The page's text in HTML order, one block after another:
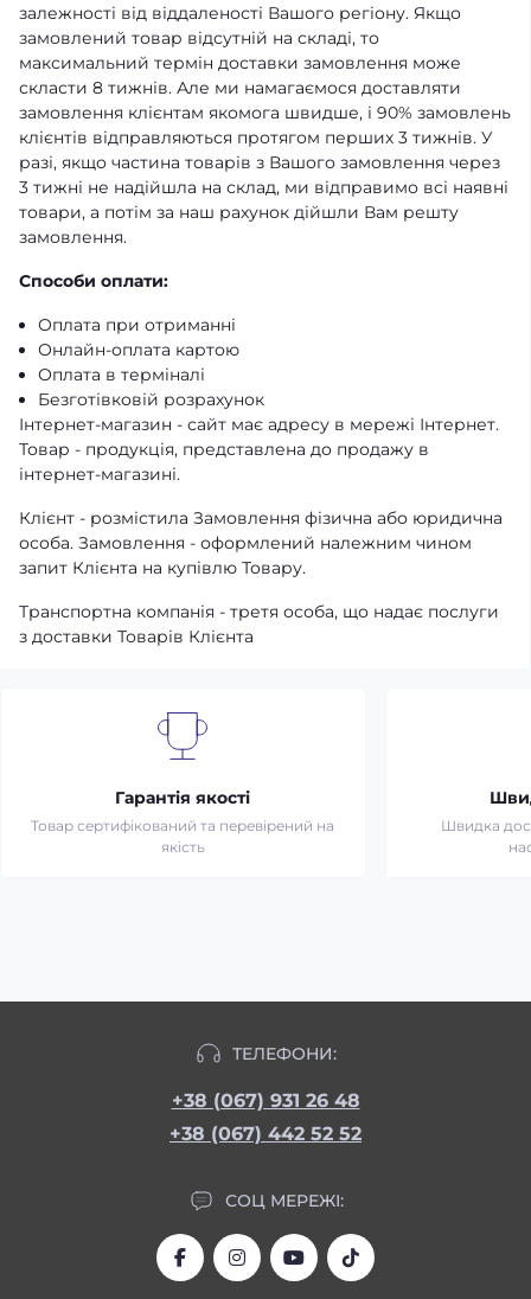
залежності від віддаленості Вашого регіону. Якщо
замовлений товар відсутній на складі, то
максимальний термін доставки замовлення може
скласти 8 тижнів. Але ми намагаємося доставляти
замовлення клієнтам якомога швидше, і 90% замовлень
клієнтів відправляються протягом перших 3 тижнів. У
разі, якщо частина товарів з Вашого замовлення через
3 тижні не надійшла на склад, ми відправимо всі наявні
товари, а потім за наш рахунок дійшли Вам решту
замовлення.
Способи оплати:
Оплата при отриманні
Онлайн-оплата картою
Оплата в терміналі
Безготівковій розрахунок
Інтернет-магазин - сайт має адресу в мережі Інтернет.
Товар - продукція, представлена ​​до продажу в
інтернет-магазині.
Клієнт - розмістила Замовлення фізична або юридична
особа. Замовлення - оформлений належним чином
запит Клієнта на купівлю Товару.
Транспортна компанія - третя особа, що надає послуги
з доставки Товарів Клієнта
Гарантія якості
Товар сертифікований та перевірений на
якість
Швидка
ТЕЛЕФОНИ:
+38 (067) 931 26 48
+38 (067) 442 52 52
СОЦ МЕРЕЖІ: